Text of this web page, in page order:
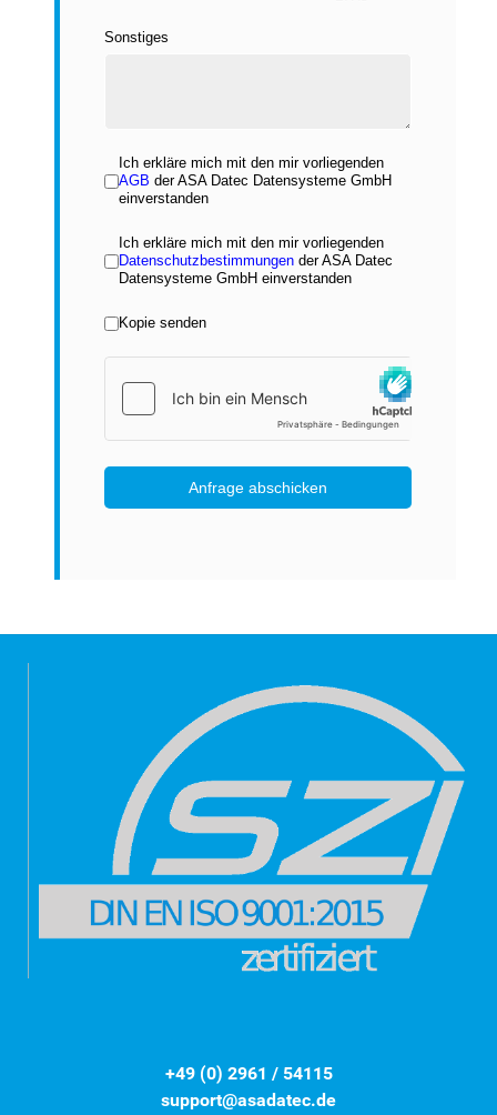
Sonstiges
Ich erkläre mich mit den mir vorliegenden
AGB der ASA Datec Datensysteme GmbH
einverstanden
Ich erkläre mich mit den mir vorliegenden
Datenschutzbestimmungen der ASA Datec
Datensysteme GmbH einverstanden
kopie
Kopie senden
Anfrage abschicken
+49 (0) 2961 / 54115
support@asadatec.de